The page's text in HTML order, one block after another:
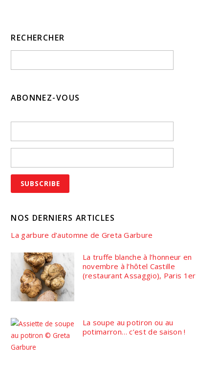
RECHERCHER
ABONNEZ-VOUS
NOS DERNIERS ARTICLES
La garbure d’automne de Greta Garbure
La truffe blanche à l’honneur en
novembre à l’hôtel Castille
(restaurant Assaggio), Paris 1er
La soupe au potiron ou au
potimarron… c’est de saison !